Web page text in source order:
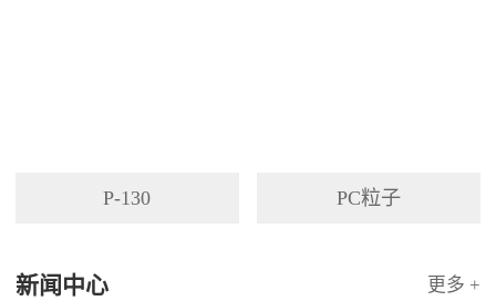
P-130 PC粒子
新闻中心 更多 +